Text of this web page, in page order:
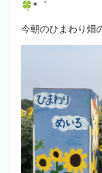
🍀*゜
今朝のひまわり畑